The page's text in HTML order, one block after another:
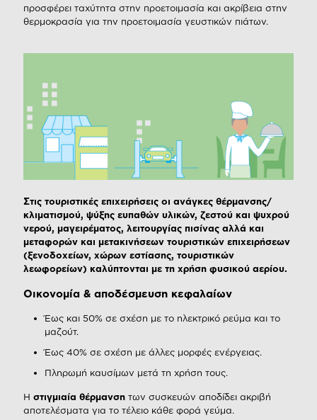
προσφέρει ταχύτητα στην προετοιμασία και ακρίβεια στην
θερμοκρασία για την προετοιμασία γευστικών πιάτων.
Στις τουριστικές επιχειρήσεις οι ανάγκες θέρμανσης/
κλιματισμού, ψύξης ευπαθών υλικών, ζεστού και ψυχρού
νερού, μαγειρέματος, λειτουργίας πισίνας αλλά και
μεταφορών και μετακινήσεων τουριστικών επιχειρήσεων
(ξενοδοχείων, χώρων εστίασης, τουριστικών
λεωφορείων) καλύπτονται με τη χρήση φυσικού αερίου.
Οικονομία & αποδέσμευση κεφαλαίων
Έως και 50% σε σχέση με το ηλεκτρικό ρεύμα και το
μαζούτ.
Έως 40% σε σχέση με άλλες μορφές ενέργειας.
Πληρωμή καυσίμων μετά τη χρήση τους.
Η στιγμιαία θέρμανση των συσκευών αποδίδει ακριβή
αποτελέσματα για το τέλειο κάθε φορά γεύμα.